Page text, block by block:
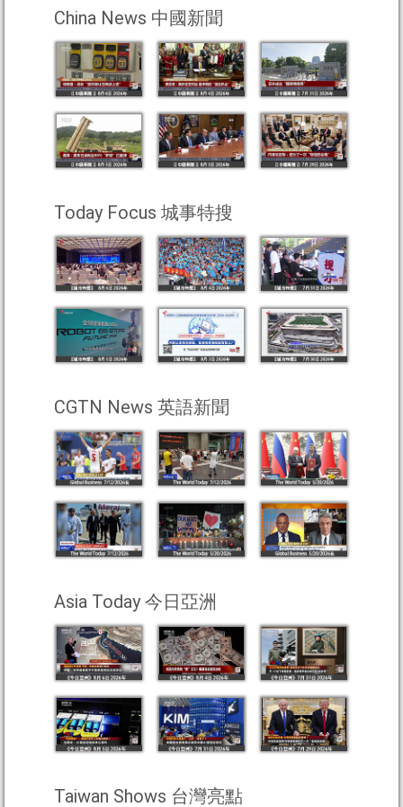
China News 中國新聞
Today Focus 城事特搜
CGTN News 英語新聞
Asia Today 今日亞洲
Taiwan Shows 台灣亮點